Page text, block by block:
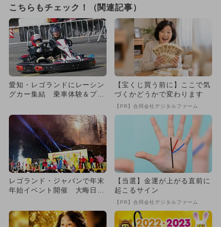
こちらもチェック！（関連記事）
愛知・レゴランドにレーシン
グカー集結 乗車体験＆プレ
【宝くじ買う前に】ここで気
づくかどうかで変わります
【PR】合同会社デジタルファーム
レゴランド・ジャパンで年末
年始イベント開催 大晦日に
【当選】金運が上がる直前に
起こるサイン
【PR】合同会社デジタルファーム